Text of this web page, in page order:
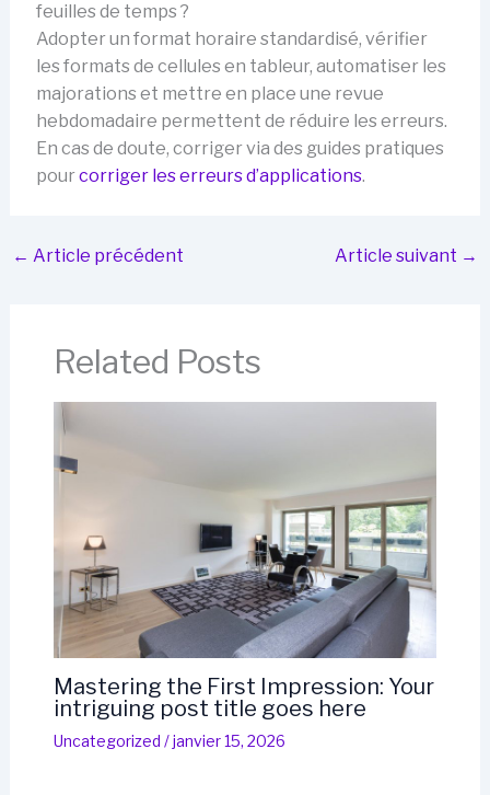
feuilles de temps ?
Adopter un format horaire standardisé, vérifier
les formats de cellules en tableur, automatiser les
majorations et mettre en place une revue
hebdomadaire permettent de réduire les erreurs.
En cas de doute, corriger via des guides pratiques
pourcorriger les erreurs d’applications.
← Article précédent Article suivant →
Related Posts
Mastering the First Impression: Your
intriguing post title goes here
Uncategorized /janvier 15, 2026